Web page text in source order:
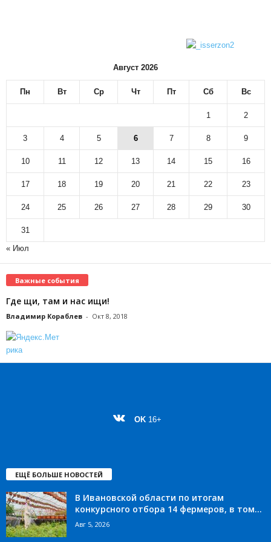
Август 2026
Пн Вт Ср Чт Пт Сб Вс
1 2
3 4 5 6 7 8 9
10 11 12 13 14 15 16
17 18 19 20 21 22 23
24 25 26 27 28 29 30
31
« Июл
Важные события
Где щи, там и нас ищи!
Владимир Кораблев - Окт 8, 2018
OK 16+
ЕЩЁ БОЛЬШЕ НОВОСТЕЙ
В Ивановской области по итогам
конкурсного отбора 14 фермеров, в том...
Авг 5, 2026